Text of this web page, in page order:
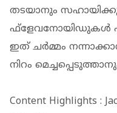
തടയാനും
ഫ്‌ളേവനോയിഡുകള്‍
ഇത് ചര്‍മ്മം
നിറം
Content Highlights :